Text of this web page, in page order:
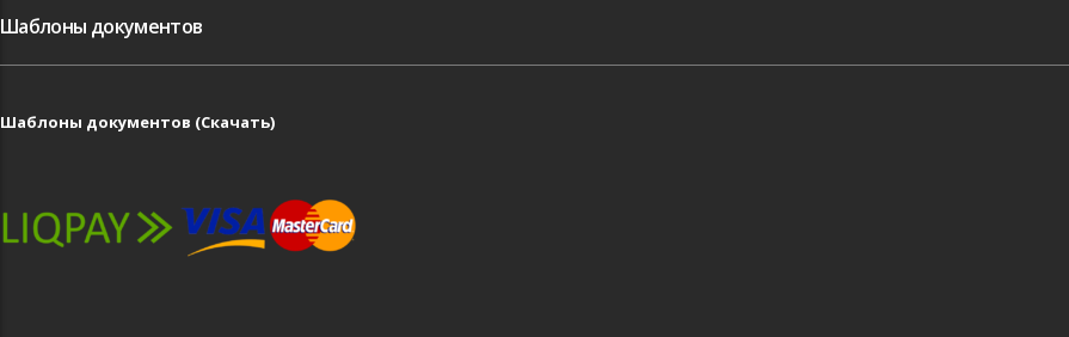
Шаблоны документов
Шаблоны документов (Скачать)